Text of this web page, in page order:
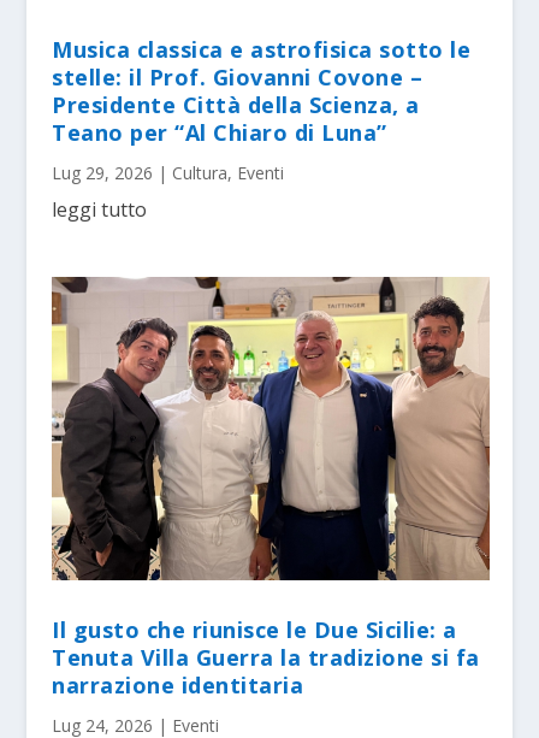
Musica classica e astrofisica sotto le
stelle: il Prof. Giovanni Covone –
Presidente Città della Scienza, a
Teano per “Al Chiaro di Luna”
Lug 29, 2026 | Cultura, Eventi
leggi tutto
Il gusto che riunisce le Due Sicilie: a
Tenuta Villa Guerra la tradizione si fa
narrazione identitaria
Lug 24, 2026 | Eventi